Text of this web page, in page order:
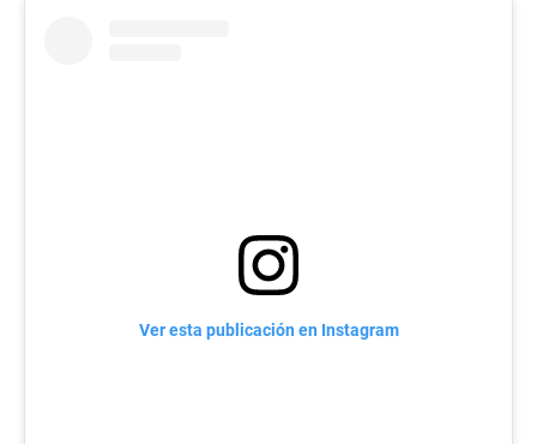
Ver esta publicación en Instagram